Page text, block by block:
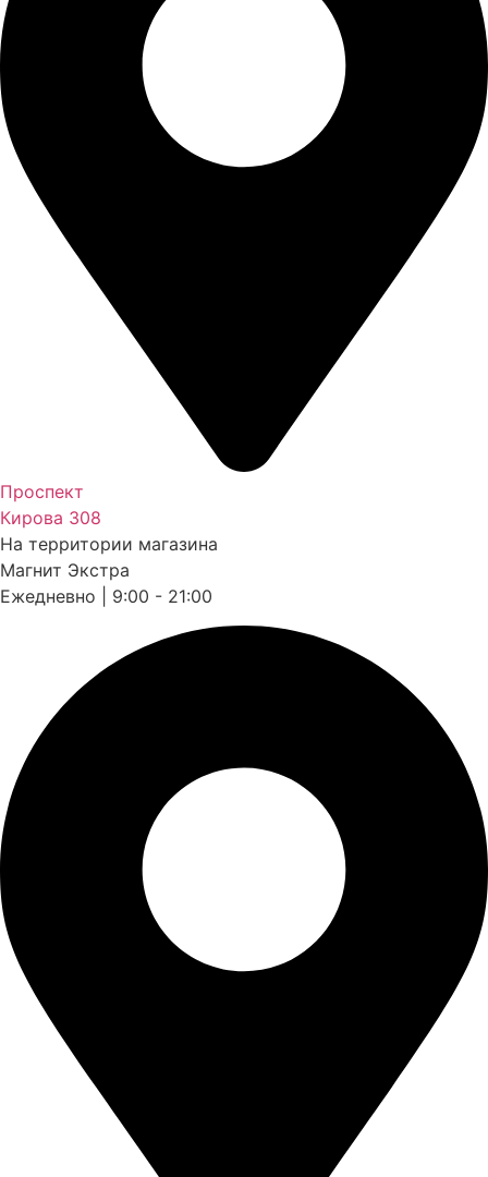
Проспект
Кирова 308
На территории магазина
Магнит Экстра
Ежедневно | 9:00 - 21:00